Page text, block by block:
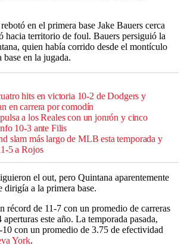
en el primera base Jake Bauers cerca
hacia territorio de foul. Bauers persiguió la
quien había corrido desde el montículo
en la jugada.
hits en victoria 10-2 de Dodgers y
en carrera por comodín
a los Reales con un jonrón y cinco
10-3 ante Filis
slam más largo de MLB esta temporada y
5 a Rojos
el out, pero Quintana aparentemente
dirigía a la primera base.
récord de 11-7 con un promedio de carreras
este año. La temporada pasada,
con un promedio de 3.75 de efectividad
York.